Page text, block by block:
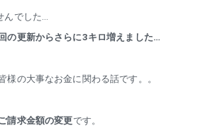
んでした…
の更新からさらに3キロ増えました…
の大事なお金に関わる話です。。
請求金額の変更です。